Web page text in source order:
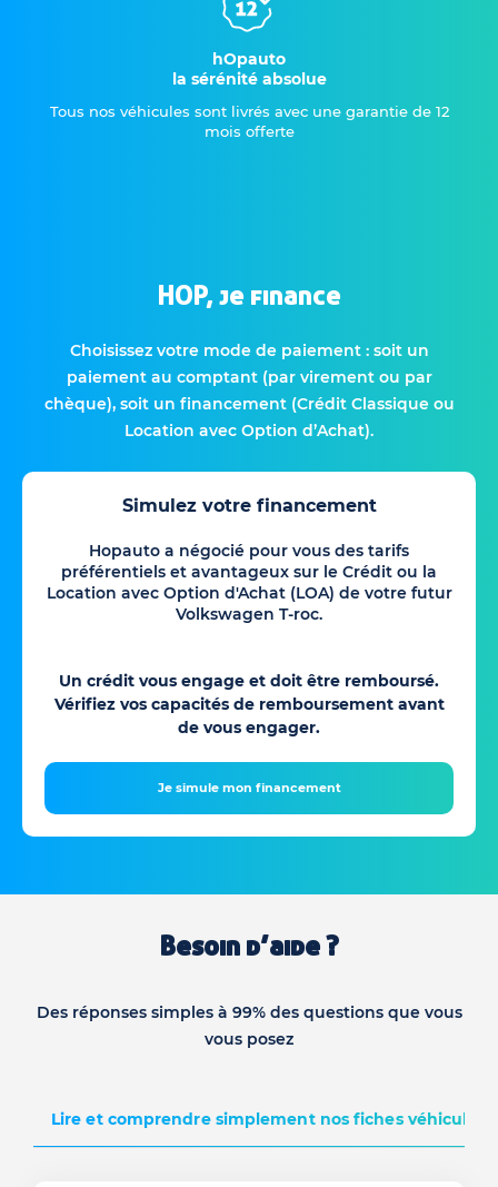
hOpauto
la sérénité absolue
Tous nos véhicules sont livrés avec une garantie de 12
mois offerte
HOP, je finance
Choisissez votre mode de paiement : soit un
paiement au comptant (par virement ou par
chèque), soit un financement (Crédit Classique ou
Location avec Option d’Achat).
Simulez votre financement
Hopauto a négocié pour vous des tarifs
préférentiels et avantageux sur le Crédit ou la
Location avec Option d'Achat (LOA) de votre futur
Volkswagen T-roc.
Un crédit vous engage et doit être remboursé.
Vérifiez vos capacités de remboursement avant
de vous engager.
Je simule mon financement
Besoin d’aide ?
Des réponses simples à 99% des questions que vous
vous posez
Lire et comprendre simplement nos fiches véhicules